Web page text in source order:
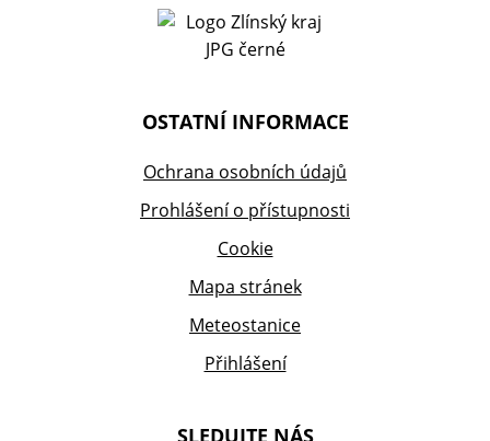
OSTATNÍ INFORMACE
Ochrana osobních údajů
Prohlášení o přístupnosti
Cookie
Mapa stránek
Meteostanice
Přihlášení